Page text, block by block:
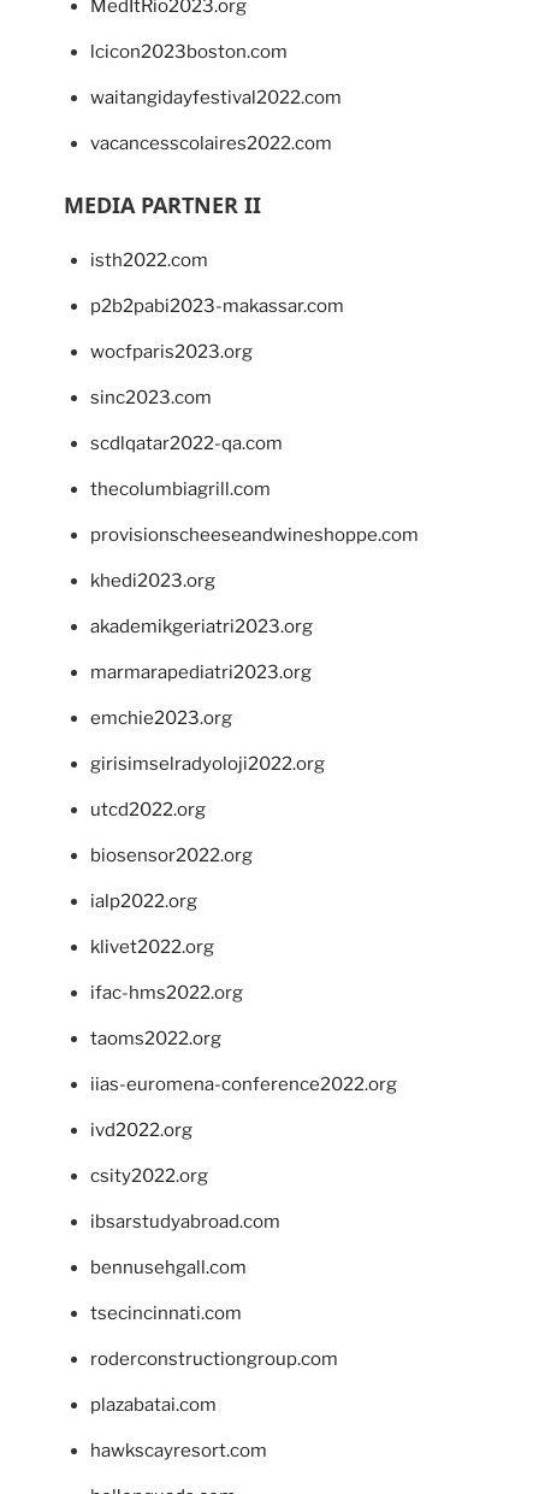
MedItRio2023.org
lcicon2023boston.com
waitangidayfestival2022.com
vacancesscolaires2022.com
MEDIA PARTNER II
isth2022.com
p2b2pabi2023-makassar.com
wocfparis2023.org
sinc2023.com
scdlqatar2022-qa.com
thecolumbiagrill.com
provisionscheeseandwineshoppe.com
khedi2023.org
akademikgeriatri2023.org
marmarapediatri2023.org
emchie2023.org
girisimselradyoloji2022.org
utcd2022.org
biosensor2022.org
ialp2022.org
klivet2022.org
ifac-hms2022.org
taoms2022.org
iias-euromena-conference2022.org
ivd2022.org
csity2022.org
ibsarstudyabroad.com
bennusehgall.com
tsecincinnati.com
roderconstructiongroup.com
plazabatai.com
hawkscayresort.com